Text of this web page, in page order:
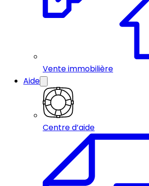
Vente immobilière
Aide
Centre d’aide